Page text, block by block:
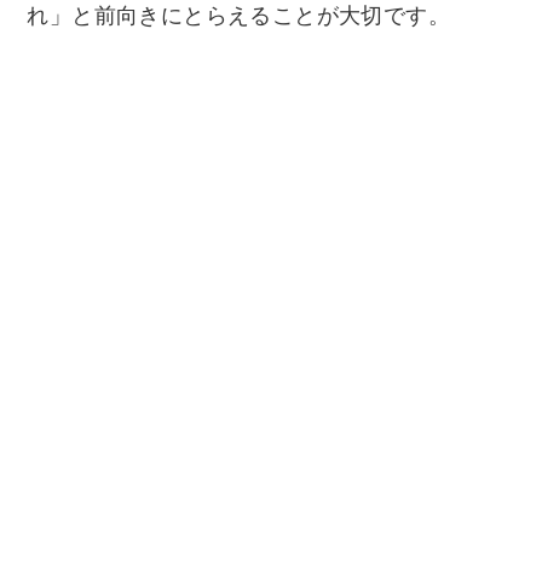
れ」と前向きにとらえることが大切です。